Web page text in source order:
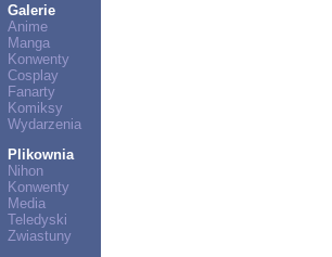
Galerie
Anime
Manga
Konwenty
Cosplay
Fanarty
Komiksy
Wydarzenia
Plikownia
Nihon
Konwenty
Media
Teledyski
Zwiastuny